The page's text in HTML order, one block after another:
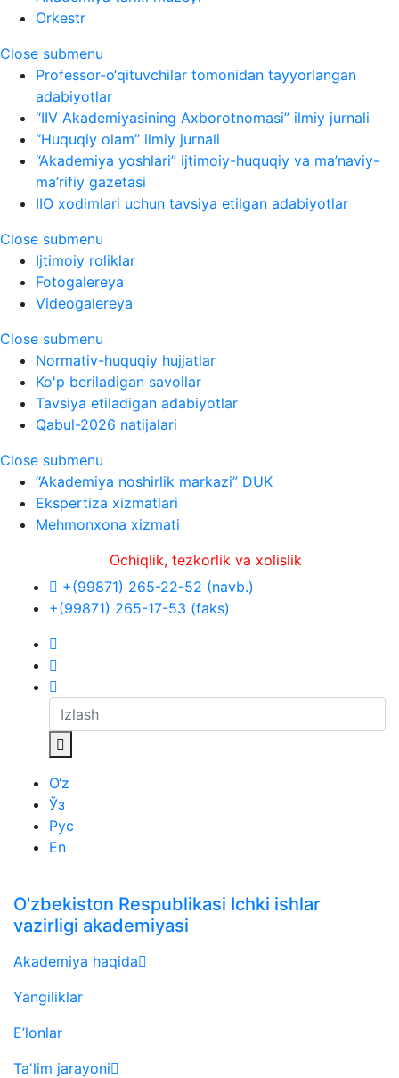
Orkestr
Close submenu
Professor-o‘qituvchilar tomonidan tayyorlangan
adabiyotlar
“IIV Akademiyasining Axborotnomasi” ilmiy jurnali
“Huquqiy olam” ilmiy jurnali
“Akademiya yoshlari” ijtimoiy-huquqiy va ma’naviy-
ma’rifiy gazetasi
IIO xodimlari uchun tavsiya etilgan adabiyotlar
Close submenu
Ijtimoiy roliklar
Fotogalereya
Videogalereya
Close submenu
Normativ-huquqiy hujjatlar
Ko'p beriladigan savollar
Tavsiya etiladigan adabiyotlar
Qabul-2026 natijalari
Close submenu
“Akademiya noshirlik markazi” DUK
Ekspertiza xizmatlari
Mehmonxona xizmati
Ochiqlik, tezkorlik va xolislik
+(99871) 265-22-52 (navb.)
+(99871) 265-17-53 (faks)
O‘z
Ўз
Рус
En
O'zbekiston Respublikasi Ichki ishlar
vazirligi akademiyasi
Akademiya haqida
Yangiliklar
E’lonlar
Taʼlim jarayoni